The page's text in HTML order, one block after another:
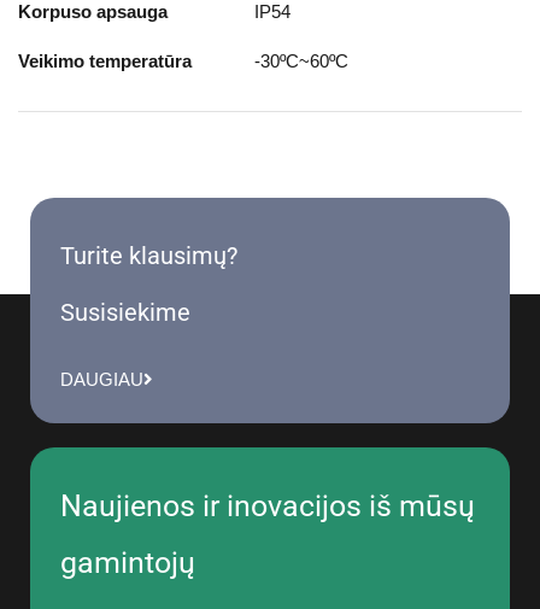
Korpuso apsauga IP54
Veikimo temperatūra -30ºC~60ºC
Turite klausimų?
Susisiekime
DAUGIAU
Naujienos ir inovacijos iš mūsų
gamintojų